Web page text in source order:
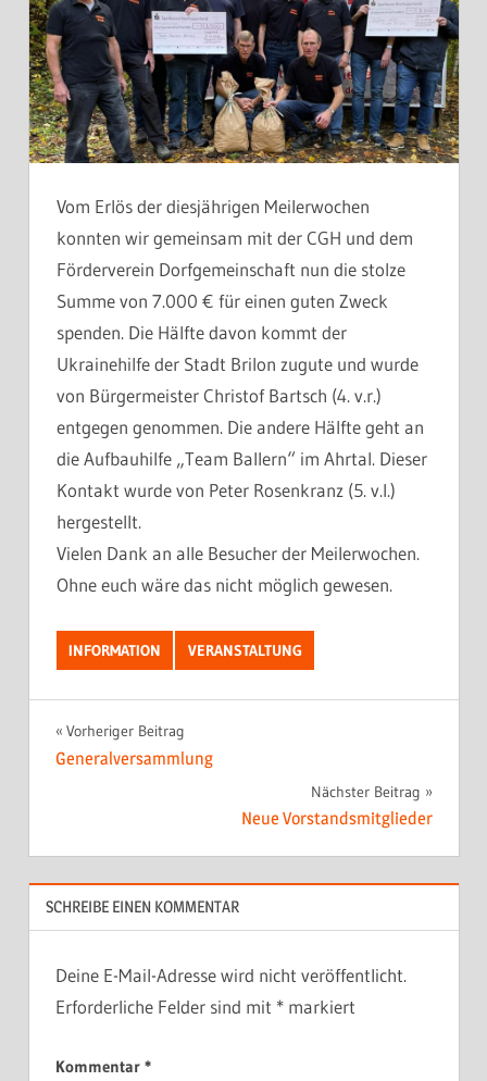
Vom Erlös der diesjährigen Meilerwochen
konnten wir gemeinsam mit der CGH und dem
Förderverein Dorfgemeinschaft nun die stolze
Summe von 7.000 € für einen guten Zweck
spenden. Die Hälfte davon kommt der
Ukrainehilfe der Stadt Brilon zugute und wurde
von Bürgermeister Christof Bartsch (4. v.r.)
entgegen genommen. Die andere Hälfte geht an
die Aufbauhilfe „Team Ballern“ im Ahrtal. Dieser
Kontakt wurde von Peter Rosenkranz (5. v.l.)
hergestellt.
Vielen Dank an alle Besucher der Meilerwochen.
Ohne euch wäre das nicht möglich gewesen.
INFORMATION VERANSTALTUNG
Beitragsnavigation
Vorheriger Beitrag
Generalversammlung
Nächster Beitrag
Neue Vorstandsmitglieder
SCHREIBE EINEN KOMMENTAR
Deine E-Mail-Adresse wird nicht veröffentlicht.
Erforderliche Felder sind mit *markiert
Kommentar *